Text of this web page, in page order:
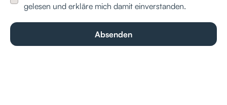
gelesen und erkläre mich damit einverstanden.